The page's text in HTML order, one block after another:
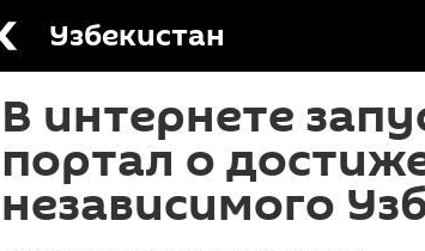
Узбекистан
В интернете
портал о
независимого